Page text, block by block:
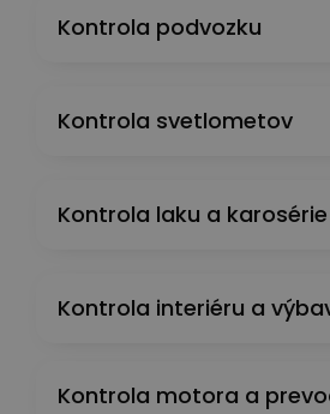
Kontrola podvozku
Kontrola svetlometov
Kontrola laku a karosérie
Kontrola interiéru a
Kontrola motora a